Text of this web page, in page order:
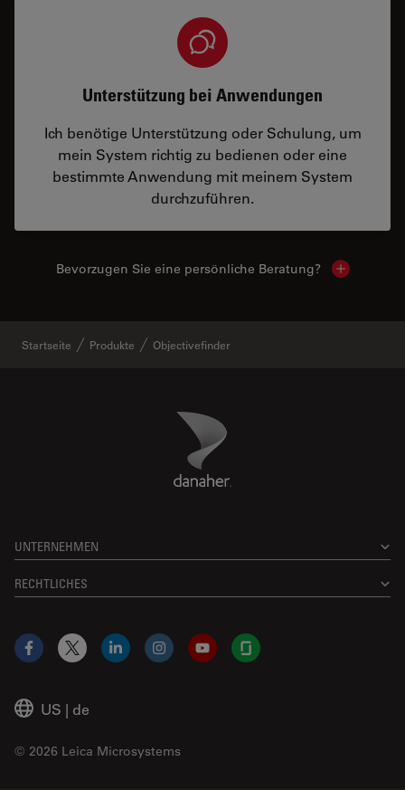
Unterstützung bei Anwendungen
Ich benötige Unterstützung oder Schulung, um
mein System richtig zu bedienen oder eine
bestimmte Anwendung mit meinem System
durchzuführen.
Bevorzugen Sie eine persönliche Beratung? Show
Startseite Produkte Objectivefinder
Danaher Logo
UNTERNEHMEN
RECHTLICHES
US | de
© 2026 Leica Microsystems
Facebook
X LinkedInInstagramYouTubeGlassdoor